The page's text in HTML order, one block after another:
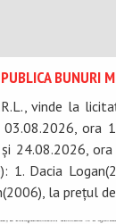
BUNURI
vinde la
ora
24.08.2026,
1. Dacia
la prețul